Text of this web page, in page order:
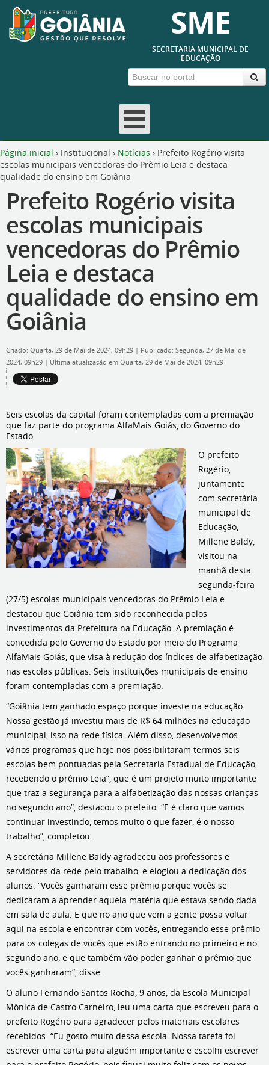
SME
SECRETARIA MUNICIPAL DE
EDUCAÇÃO
Página inicial › Institucional › Notícias › Prefeito Rogério visita
escolas municipais vencedoras do Prêmio Leia e destaca
qualidade do ensino em Goiânia
Prefeito Rogério visita
escolas municipais
vencedoras do Prêmio
Leia e destaca
qualidade do ensino em
Goiânia
Criado: Quarta, 29 de Mai de 2024, 09h29 | Publicado: Segunda, 27 de Mai de
2024, 09h29 | Última atualização em Quarta, 29 de Mai de 2024, 09h29
Seis escolas da capital foram contempladas com a premiação
que faz parte do programa AlfaMais Goiás, do Governo do
Estado
O prefeito
Rogério,
juntamente
com secretária
municipal de
Educação,
Millene Baldy,
visitou na
manhã desta
segunda-feira
(27/5) escolas municipais vencedoras do Prêmio Leia e
destacou que Goiânia tem sido reconhecida pelos
investimentos da Prefeitura na Educação. A premiação é
concedida pelo Governo do Estado por meio do Programa
AlfaMais Goiás, que visa à redução dos índices de alfabetização
nas escolas públicas. Seis instituições municipais de ensino
foram contempladas com a premiação.
“Goiânia tem ganhado espaço porque investe na educação.
Nossa gestão já investiu mais de R$ 64 milhões na educação
municipal, isso na rede física. Além disso, desenvolvemos
vários programas que hoje nos possibilitaram termos seis
escolas bem pontuadas pela Secretaria Estadual de Educação,
recebendo o prêmio Leia”, que é um projeto muito importante
que traz a segurança para a alfabetização das nossas crianças
no segundo ano”, destacou o prefeito. “E é claro que vamos
continuar investindo, temos muito o que fazer, é o nosso
trabalho”, completou.
A secretária Millene Baldy agradeceu aos professores e
servidores da rede pelo trabalho, e elogiou a dedicação dos
alunos. “Vocês ganharam esse prêmio porque vocês se
dedicaram a aprender aquela matéria que estava sendo dada
em sala de aula. E que no ano que vem a gente possa voltar
aqui na escola e encontrar com vocês, entregando esse prêmio
para os colegas de vocês que estão entrando no primeiro e no
segundo ano, e que também vão poder ganhar o prêmio que
vocês ganharam”, disse.
O aluno Fernando Santos Rocha, 9 anos, da Escola Municipal
Mônica de Castro Carneiro, leu uma carta que escreveu para o
prefeito Rogério para agradecer pelos materiais escolares
recebidos. “Eu gosto muito dessa escola. Nossa tarefa foi
escrever uma carta para alguém importante e escolhi escrever